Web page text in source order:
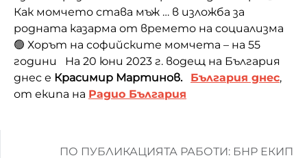
Как момчето става мъж … в изложба за
родната казарма от времето на социализма
🟢 Хорът на софийските момчета – на 55
години На 20 юни 2023 г. водещ на България
днес е Красимир Мартинов. България днес,
от екипа на Радио България
ПО ПУБЛИКАЦИЯТА РАБОТИ: БНР ЕКИП